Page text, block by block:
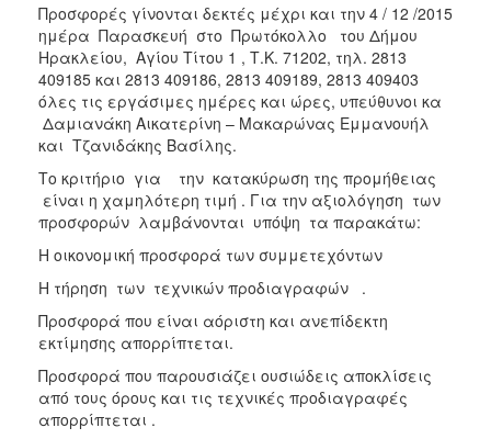
Προσφορές γίνονται δεκτές μέχρι και την 4 / 12 /2015
ημέρα Παρασκευή στο Πρωτόκολλο του Δήμου
Ηρακλείου, Αγίου Τίτου 1 , Τ.Κ. 71202, τηλ. 2813
409185 και 2813 409186, 2813 409189, 2813 409403
όλες τις εργάσιμες ημέρες και ώρες, υπεύθυνοι κα
Δαμιανάκη Αικατερίνη – Μακαρώνας Εμμανουήλ
και Τζανιδάκης Βασίλης.
Το κριτήριο για την κατακύρωση της προμήθειας
είναι η χαμηλότερη τιμή . Για την αξιολόγηση των
προσφορών λαμβάνονται υπόψη τα παρακάτω:
Η οικονομική προσφορά των συμμετεχόντων
Η τήρηση των τεχνικών προδιαγραφών .
Προσφορά που είναι αόριστη και ανεπίδεκτη
εκτίμησης απορρίπτεται.
Προσφορά που παρουσιάζει ουσιώδεις αποκλίσεις
από τους όρους και τις τεχνικές προδιαγραφές
απορρίπτεται .